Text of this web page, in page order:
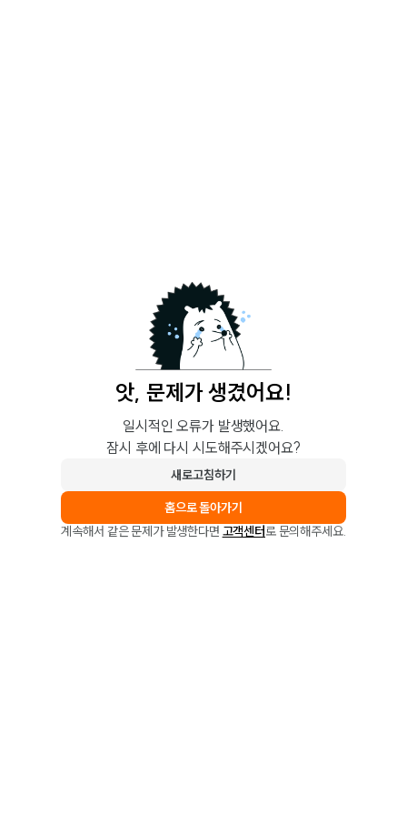
앗, 문제가 생겼어요!
일시적인 오류가 발생했어요.
잠시 후에 다시 시도해주시겠어요?
새로고침하기
홈으로 돌아가기
계속해서 같은 문제가 발생한다면 고객센터로 문의해주세요.